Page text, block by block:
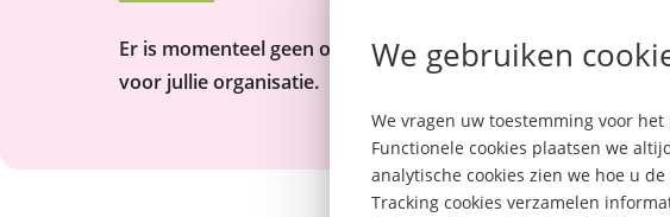
We gebruiken
We vragen uw toestemming voor
Functionele cookies plaatsen we
analytische cookies zien we hoe u
Tracking cookies verzamelen
Er is momenteel geen onderzoekslink beschikbaar
voor jullie organisatie.